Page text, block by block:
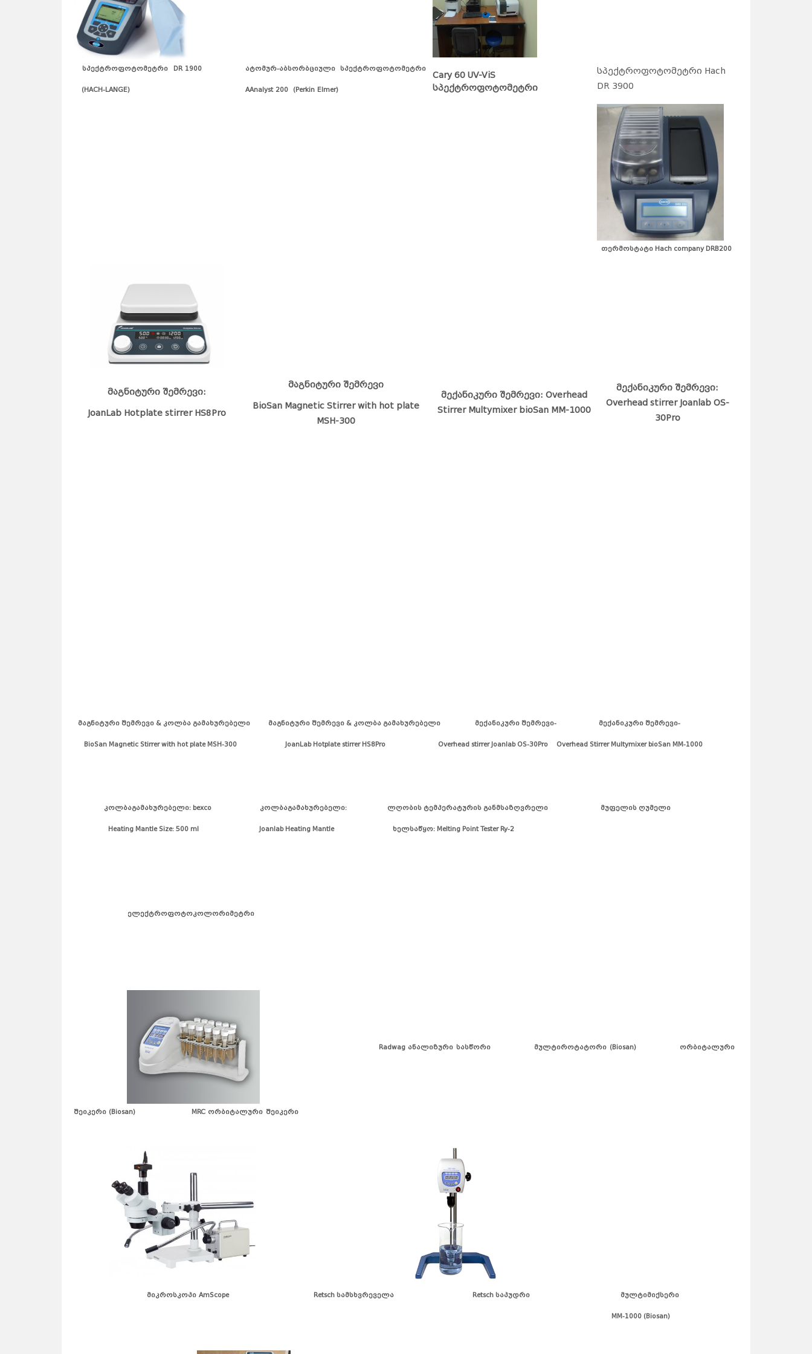
სპექტროფოტომეტრი DR 1900
(HACH-LANGE)
ატომურ-აბსორბციული სპექტროფოტომეტრი
AAnalyst 200 (Perkin Elmer)
Cary 60 UV-ViS
სპექტროფოტომეტრი
სპექტროფოტომეტრი Hach
DR 3900
თერმოსტატი Hach company DRB200
მაგნიტური შემრევი:
JoanLab Hotplate stirrer HS8Pro
მაგნიტური შემრევი
BioSan Magnetic Stirrer with hot plate
MSH-300
მექანიკური შემრევი: Overhead
Stirrer Multymixer bioSan MM-1000
მექანიკური შემრევი:
Overhead stirrer Joanlab OS-
30Pro
მაგნიტური შემრევი & კოლბა გამახურებელი მაგნიტური შემრევი & კოლბა გამახურებელი მექანიკური შემრევი- მექანიკური შემრევი-
BioSan Magnetic Stirrer with hot plate MSH-300 JoanLab Hotplate stirrer HS8Pro Overhead stirrer Joanlab OS-30Pro Overhead Stirrer Multymixer bioSan MM-1000
კოლბაგამახურებელი: bexco კოლბაგამახურებელი: ლღობის ტემპერატურის განმსაზღვრელი მუფელის ღუმელი
Heating Mantle Size: 500 ml Joanlab Heating Mantle ხელსაწყო: Melting Point Tester Ry-2
ელექტროფოტოკოლორიმეტრი
Radwag ანალიზური სასწორი მულტიროტატორი (Biosan) ორბიტალური
შეიკერი (Biosan) MRC ორბიტალური შეიკერი
მიკროსკოპი AmScopeRetsch სამსხვრეველა Retsch საპუდრი მულტიმიქსერი
MM-1000 (Biosan)